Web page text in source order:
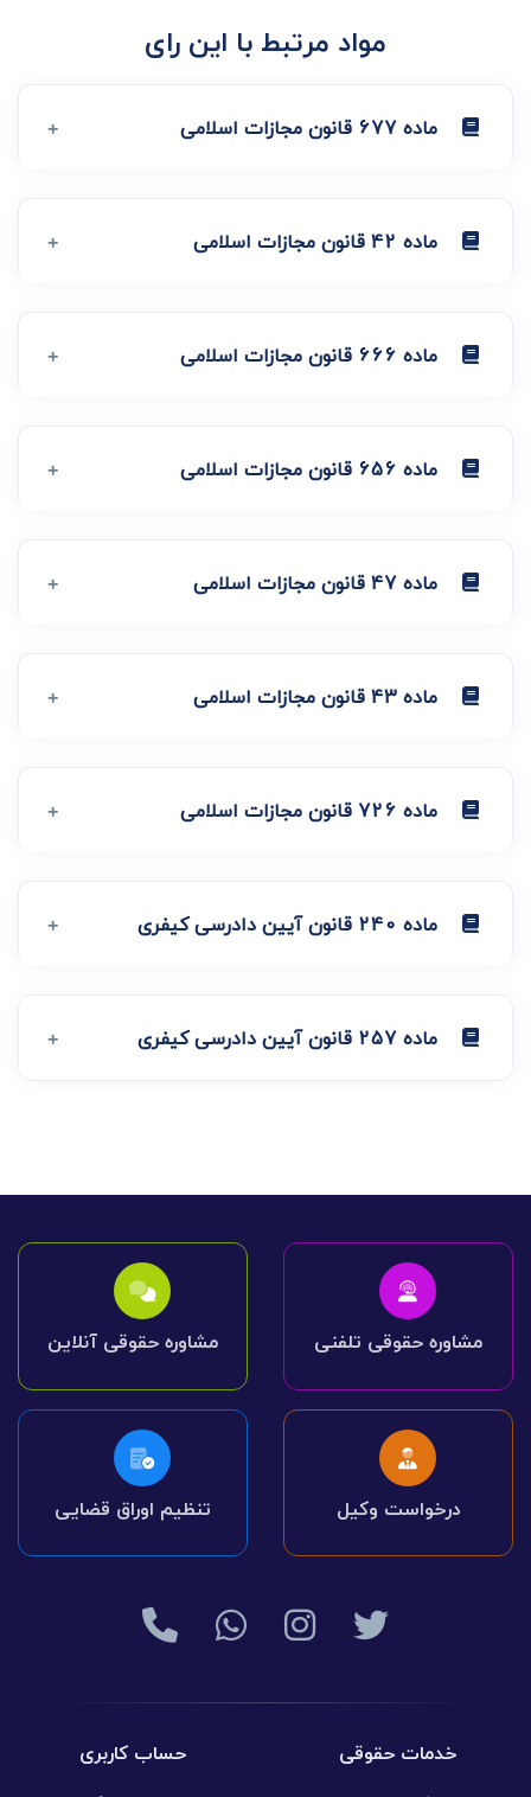
مواد مرتبط با این رای
ماده 677 قانون مجازات اسلامی
ماده 42 قانون مجازات اسلامی
ماده 666 قانون مجازات اسلامی
ماده 656 قانون مجازات اسلامی
ماده 47 قانون مجازات اسلامی
ماده 43 قانون مجازات اسلامی
ماده 726 قانون مجازات اسلامی
ماده 240 قانون آیین دادرسی کیفری
ماده 257 قانون آیین دادرسی کیفری
مشاوره حقوقی تلفنی مشاوره حقوقی آنلاین
درخواست وکیل تنظیم اوراق قضایی
خدمات حقوقی حساب کاربری